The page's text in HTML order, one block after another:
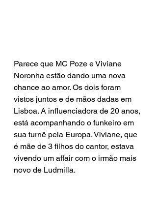
Parece que MC Poze e Viviane
Noronha estão dando uma nova
chance ao amor. Os dois foram
vistos juntos e de mãos dadas em
Lisboa. A influenciadora de 20 anos,
está acompanhando o funkeiro em
sua turnê pela Europa. Viviane, que
é mãe de 3 filhos do cantor, estava
vivendo um affair com o irmão mais
novo de Ludmilla.